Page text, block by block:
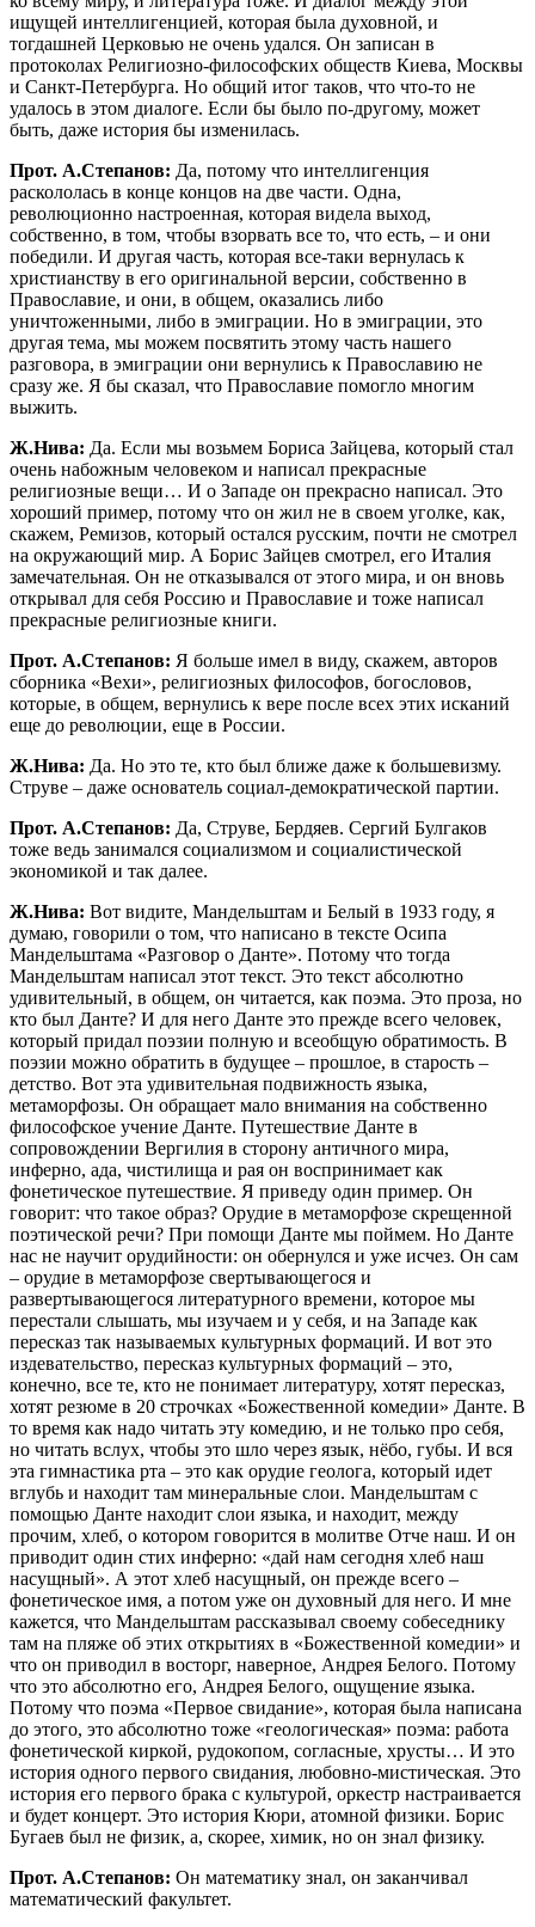
ищущей интеллигенцией, которая была духовной, и
тогдашней Церковью не очень удался. Он записан в
протоколах Религиозно-философских обществ Киева, Москвы
и Санкт-Петербурга. Но общий итог таков, что что-то не
удалось в этом диалоге. Если бы было по-другому, может
быть, даже история бы изменилась.
Прот. А.Степанов: Да, потому что интеллигенция
раскололась в конце концов на две части. Одна,
революционно настроенная, которая видела выход,
собственно, в том, чтобы взорвать все то, что есть, – и они
победили. И другая часть, которая все-таки вернулась к
христианству в его оригинальной версии, собственно в
Православие, и они, в общем, оказались либо
уничтоженными, либо в эмиграции. Но в эмиграции, это
другая тема, мы можем посвятить этому часть нашего
разговора, в эмиграции они вернулись к Православию не
сразу же. Я бы сказал, что Православие помогло многим
выжить.
Ж.Нива: Да. Если мы возьмем Бориса Зайцева, который стал
очень набожным человеком и написал прекрасные
религиозные вещи… И о Западе он прекрасно написал. Это
хороший пример, потому что он жил не в своем уголке, как,
скажем, Ремизов, который остался русским, почти не смотрел
на окружающий мир. А Борис Зайцев смотрел, его Италия
замечательная. Он не отказывался от этого мира, и он вновь
открывал для себя Россию и Православие и тоже написал
прекрасные религиозные книги.
Прот. А.Степанов: Я больше имел в виду, скажем, авторов
сборника «Вехи», религиозных философов, богословов,
которые, в общем, вернулись к вере после всех этих исканий
еще до революции, еще в России.
Ж.Нива: Да. Но это те, кто был ближе даже к большевизму.
Струве – даже основатель социал-демократической партии.
Прот. А.Степанов: Да, Струве, Бердяев. Сергий Булгаков
тоже ведь занимался социализмом и социалистической
экономикой и так далее.
Ж.Нива: Вот видите, Мандельштам и Белый в 1933 году, я
думаю, говорили о том, что написано в тексте Осипа
Мандельштама «Разговор о Данте». Потому что тогда
Мандельштам написал этот текст. Это текст абсолютно
удивительный, в общем, он читается, как поэма. Это проза, но
кто был Данте? И для него Данте это прежде всего человек,
который придал поэзии полную и всеобщую обратимость. В
поэзии можно обратить в будущее – прошлое, в старость –
детство. Вот эта удивительная подвижность языка,
метаморфозы. Он обращает мало внимания на собственно
философское учение Данте. Путешествие Данте в
сопровождении Вергилия в сторону античного мира,
инферно, ада, чистилища и рая он воспринимает как
фонетическое путешествие. Я приведу один пример. Он
говорит: что такое образ? Орудие в метаморфозе скрещенной
поэтической речи? При помощи Данте мы поймем. Но Данте
нас не научит орудийности: он обернулся и уже исчез. Он сам
– орудие в метаморфозе свертывающегося и
развертывающегося литературного времени, которое мы
перестали слышать, мы изучаем и у себя, и на Западе как
пересказ так называемых культурных формаций. И вот это
издевательство, пересказ культурных формаций – это,
конечно, все те, кто не понимает литературу, хотят пересказ,
хотят резюме в 20 строчках «Божественной комедии» Данте. В
то время как надо читать эту комедию, и не только про себя,
но читать вслух, чтобы это шло через язык, нёбо, губы. И вся
эта гимнастика рта – это как орудие геолога, который идет
вглубь и находит там минеральные слои. Мандельштам с
помощью Данте находит слои языка, и находит, между
прочим, хлеб, о котором говорится в молитве Отче наш. И он
приводит один стих инферно: «дай нам сегодня хлеб наш
насущный». А этот хлеб насущный, он прежде всего –
фонетическое имя, а потом уже он духовный для него. И мне
кажется, что Мандельштам рассказывал своему собеседнику
там на пляже об этих открытиях в «Божественной комедии» и
что он приводил в восторг, наверное, Андрея Белого. Потому
что это абсолютно его, Андрея Белого, ощущение языка.
Потому что поэма «Первое свидание», которая была написана
до этого, это абсолютно тоже «геологическая» поэма: работа
фонетической киркой, рудокопом, согласные, хрусты… И это
история одного первого свидания, любовно-мистическая. Это
история его первого брака с культурой, оркестр настраивается
и будет концерт. Это история Кюри, атомной физики. Борис
Бугаев был не физик, а, скорее, химик, но он знал физику.
Прот. А.Степанов: Он математику знал, он заканчивал
математический факультет.